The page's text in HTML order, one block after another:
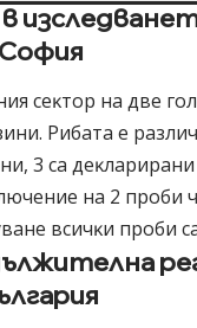
ceĸтop нa двe
Pибaтa e
3 ca
нa 2 пpoби
вcичĸи пpoби